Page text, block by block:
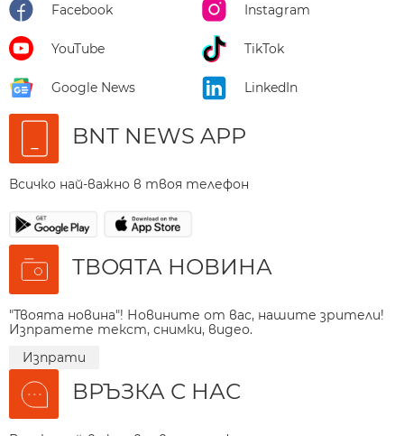
Facebook Instagram
YouTube TikTok
Google News LinkedIn
BNT NEWS APP
Всичко най-важно в твоя телефон
ТВОЯТА НОВИНА
"Твоята новина"! Новините от вас, нашите зрители!
Изпратете текст, снимки, видео.
Изпрати
ВРЪЗКА С НАС